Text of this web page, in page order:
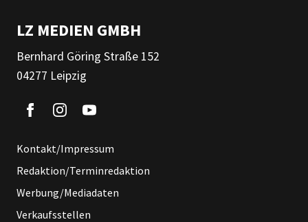
LZ MEDIEN GMBH
Bernhard Göring Straße 152
04277 Leipzig
Kontakt/Impressum
Redaktion/Terminredaktion
Werbung/Mediadaten
Verkaufsstellen